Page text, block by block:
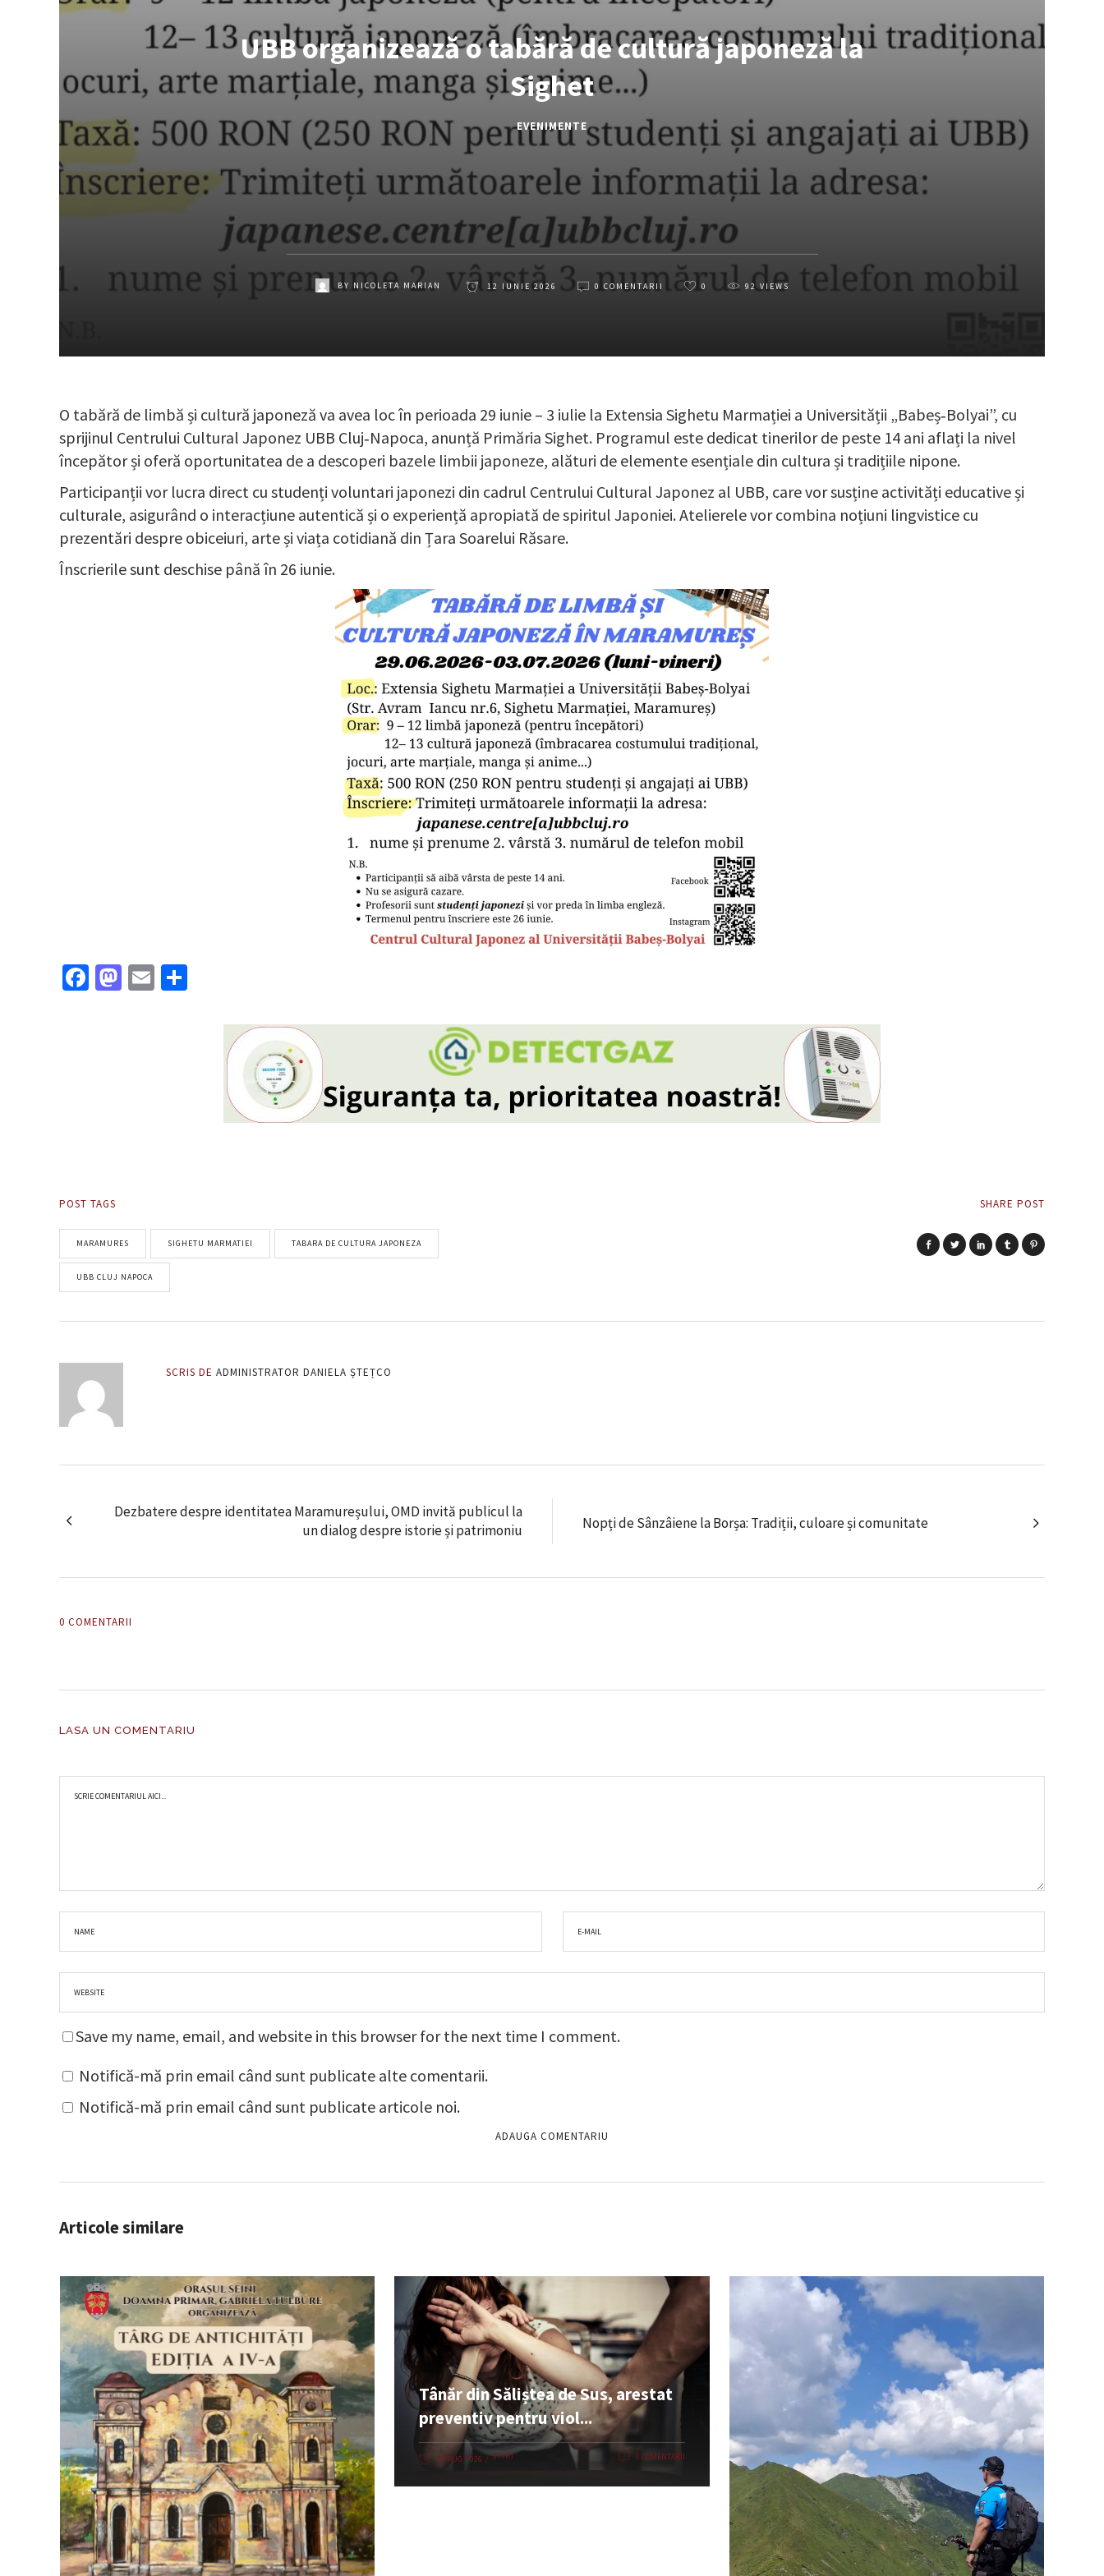
UBB organizează o tabără de cultură japoneză la
Sighet
EVENIMENTE
BY NICOLETA MARIAN 12 IUNIE 2026 0 COMENTARII 0 92 VIEWS
O tabără de limbă și cultură japoneză va avea loc în perioada 29 iunie – 3 iulie la Extensia Sighetu Marmației a Universității „Babeș‑Bolyai”, cu
sprijinul Centrului Cultural Japonez UBB Cluj‑Napoca, anunță Primăria Sighet. Programul este dedicat tinerilor de peste 14 ani aflați la nivel
începător și oferă oportunitatea de a descoperi bazele limbii japoneze, alături de elemente esențiale din cultura și tradițiile nipone.
Participanții vor lucra direct cu studenți voluntari japonezi din cadrul Centrului Cultural Japonez al UBB, care vor susține activități educative și
culturale, asigurând o interacțiune autentică și o experiență apropiată de spiritul Japoniei. Atelierele vor combina noțiuni lingvistice cu
prezentări despre obiceiuri, arte și viața cotidiană din Țara Soarelui Răsare.
Înscrierile sunt deschise până în 26 iunie.
Facebook
Mastodon
Email
POST TAGS
MARAMURES SIGHETU MARMATIEI TABARA DE CULTURA JAPONEZA
UBB CLUJ NAPOCA
SHARE POST
SCRIS DE ADMINISTRATOR DANIELA ȘTEȚCO
Dezbatere despre identitatea Maramureșului, OMD invită publicul la
un dialog despre istorie și patrimoniu
Nopți de Sânzâiene la Borșa: Tradiții, culoare și comunitate
0 COMENTARII
LASA UN COMENTARIU
Save my name, email, and website in this browser for the next time I comment.
Notifică-mă prin email când sunt publicate alte comentarii.
Notifică-mă prin email când sunt publicate articole noi.
Articole similare
Tânăr din Săliștea de Sus, arestat
preventiv pentru viol...
07 AUG. 2026 ȘTIRI 0 COMENTARII